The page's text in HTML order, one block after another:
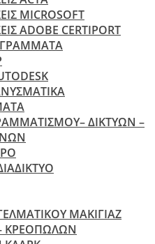
MICROSOFT
ADOBE CERTIPORT
ΔΙΚΤΥΩΝ –
ΜΑΚΙΓΙΑΖ
ΚΡΕΟΠΩΛΩΝ